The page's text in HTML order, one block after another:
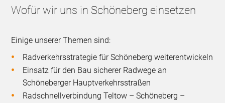
Wofür wir uns in Schöneberg einsetzen
Einige unserer Themen sind:
Radverkehrsstrategie für Schöneberg weiterentwickeln
Einsatz für den Bau sicherer Radwege an
Schöneberger Hauptverkehrsstraßen
Radschnellverbindung Teltow – Schöneberg –